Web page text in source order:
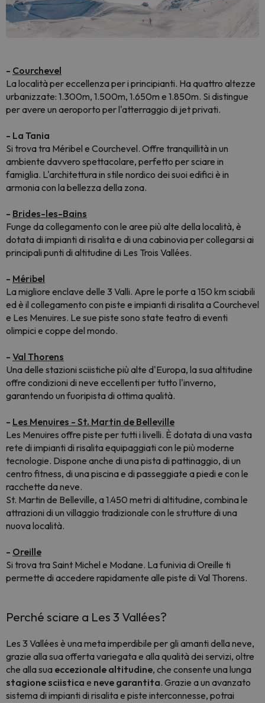
- Courchevel
La località per eccellenza per i principianti. Ha quattro altezze
urbanizzate: 1.300m, 1.500m, 1.650m e 1.850m. Si distingue
per avere un aeroporto per l'atterraggio di jet privati.
- La Tania
Si trova tra Méribel e Courchevel. Offre tranquillità in un
ambiente davvero spettacolare, perfetto per sciare in
famiglia. L'architettura in stile nordico dei suoi edifici è in
armonia con la bellezza della zona.
- Brides-les-Bains
Funge da collegamento con le aree più alte della località, è
dotata di impianti di risalita e di una cabinovia per collegarsi ai
principali punti di altitudine di Les Trois Vallées.
- Méribel
La migliore enclave delle 3 Valli. Apre le porte a 150 km sciabili
ed è il collegamento con piste e impianti di risalita a Courchevel
e Les Menuires. Le sue piste sono state teatro di eventi
olimpici e coppe del mondo.
- Val Thorens
Una delle stazioni sciistiche più alte d'Europa, la sua altitudine
offre condizioni di neve eccellenti per tutto l'inverno,
garantendo un fuoripista di ottima qualità.
- Les Menuires - St. Martin de Belleville
Les Menuires offre piste per tutti i livelli. È dotata di una vasta
rete di impianti di risalita equipaggiati con le più moderne
tecnologie. Dispone anche di una pista di pattinaggio, di un
centro fitness, di una piscina e di passeggiate a piedi e con le
racchette da neve.
St. Martin de Belleville, a 1.450 metri di altitudine, combina le
attrazioni di un villaggio tradizionale con le strutture di una
nuova località.
- Oreille
Si trova tra Saint Michel e Modane. La funivia di Oreille ti
permette di accedere rapidamente alle piste di Val Thorens.
Perché sciare a Les 3 Vallées?
Les 3 Vallées è una meta imperdibile per gli amanti della neve,
grazie alla sua offerta variegata e alla qualità dei servizi, oltre
che alla sua eccezionale altitudine, che consente una lunga
stagione sciistica e neve garantita. Grazie a un avanzato
sistema di impianti di risalita e piste interconnesse, potrai